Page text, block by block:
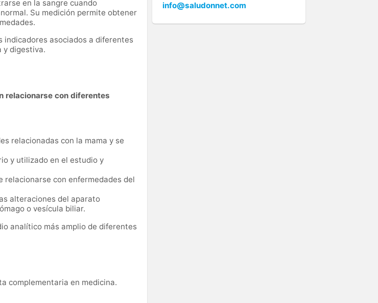
en la sangre cuando
Su medición permite obtener
indicadores asociados a diferentes
y digestiva.
relacionarse con diferentes
relacionadas con la mama y se
y utilizado en el estudio y
relacionarse con enfermedades del
alteraciones del aparato
o vesícula biliar.
analítico más amplio de diferentes
complementaria en medicina.
info@saludonnet.com